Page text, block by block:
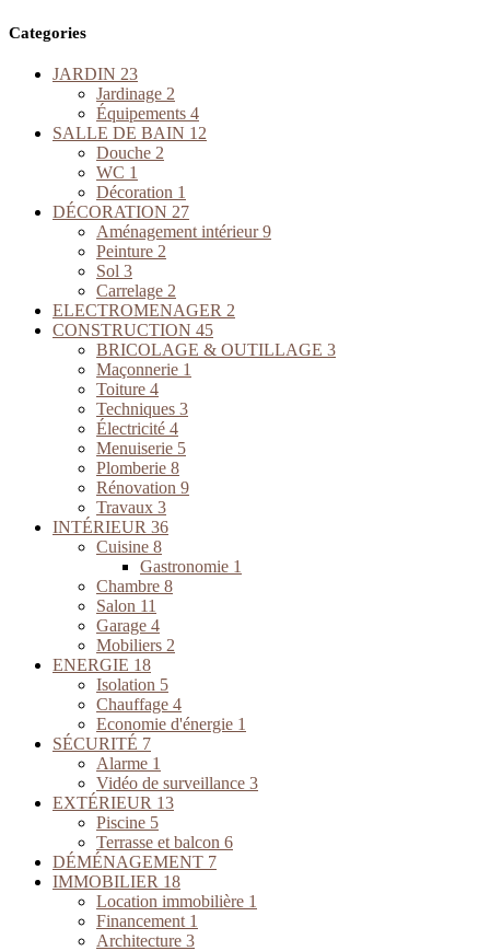
Categories
JARDIN 23
Jardinage 2
Équipements 4
SALLE DE BAIN 12
Douche 2
WC 1
Décoration 1
DÉCORATION 27
Aménagement intérieur9
Peinture 2
Sol 3
Carrelage 2
ELECTROMENAGER 2
CONSTRUCTION 45
BRICOLAGE & OUTILLAGE 3
Maçonnerie 1
Toiture 4
Techniques 3
Électricité 4
Menuiserie 5
Plomberie 8
Rénovation 9
Travaux 3
INTÉRIEUR 36
Cuisine 8
Gastronomie 1
Chambre 8
Salon 11
Garage 4
Mobiliers 2
ENERGIE 18
Isolation 5
Chauffage 4
Economie d'énergie 1
SÉCURITÉ 7
Alarme 1
Vidéo de surveillance 3
EXTÉRIEUR 13
Piscine 5
Terrasse et balcon 6
DÉMÉNAGEMENT 7
IMMOBILIER 18
Location immobilière 1
Financement 1
Architecture 3